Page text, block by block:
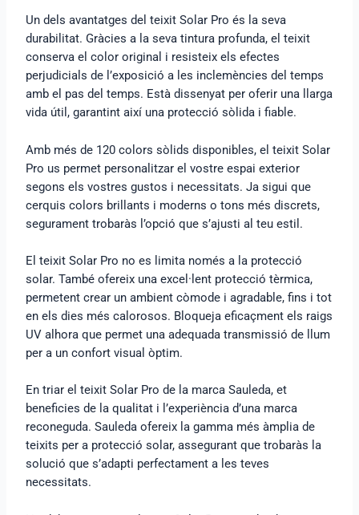
Un dels avantatges del teixit Solar Pro és la seva
durabilitat. Gràcies a la seva tintura profunda, el teixit
conserva el color original i resisteix els efectes
perjudicials de l’exposició a les inclemències del temps
amb el pas del temps. Està dissenyat per oferir una llarga
vida útil, garantint així una protecció sòlida i fiable.
Amb més de 120 colors sòlids disponibles, el teixit Solar
Pro us permet personalitzar el vostre espai exterior
segons els vostres gustos i necessitats. Ja sigui que
cerquis colors brillants i moderns o tons més discrets,
segurament trobaràs l’opció que s’ajusti al teu estil.
El teixit Solar Pro no es limita només a la protecció
solar. També ofereix una excel·lent protecció tèrmica,
permetent crear un ambient còmode i agradable, fins i tot
en els dies més calorosos. Bloqueja eficaçment els raigs
UV alhora que permet una adequada transmissió de llum
per a un confort visual òptim.
En triar el teixit Solar Pro de la marca Sauleda, et
beneficies de la qualitat i l’experiència d’una marca
reconeguda. Sauleda ofereix la gamma més àmplia de
teixits per a protecció solar, assegurant que trobaràs la
solució que s’adapti perfectament a les teves
necessitats.